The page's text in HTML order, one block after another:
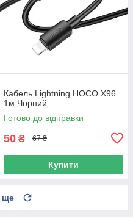
Кабель Lightning HOCO X96
1м Чорний
Готово до відправки
50 ₴ 67 ₴
Купити
ще